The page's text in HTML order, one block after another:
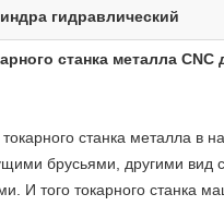
гидравлический
станка металла CNC
станка металла в
брусьями, другими вид
И того токарного станка